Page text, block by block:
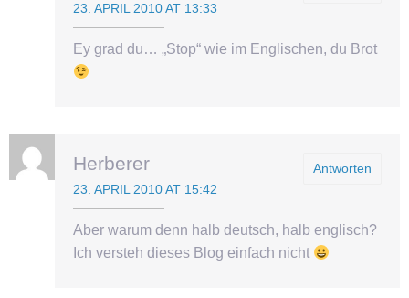
23. APRIL 2010 AT 13:33
Ey grad du… „Stop“ wie im Englischen, du Brot
Antworten
Herberer
23. APRIL 2010 AT 15:42
Aber warum denn halb deutsch, halb englisch?
Ich versteh dieses Blog einfach nicht